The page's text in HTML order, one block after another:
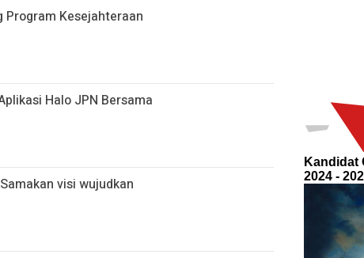
Program Kesejahteraan
Halo JPN Bersama
visi wujudkan